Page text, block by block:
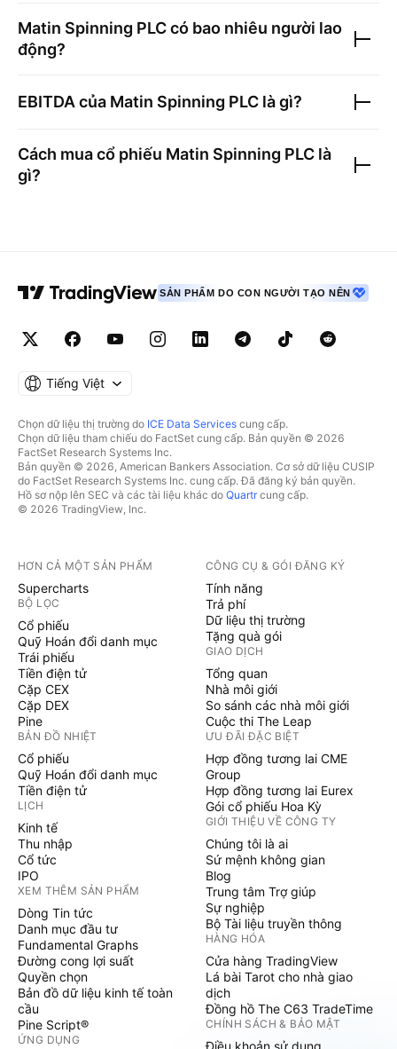
Matin Spinning PLCcó bao nhiêu người lao
động?
EBITDA của Matin Spinning PLC là gì?
Cách mua cổ phiếu Matin Spinning PLC là
gì?
SẢN PHẨM DO CON NGƯỜI TẠO NÊN
Tiếng Việt
Chọn dữ liệu thị trường do ICE Data Services cung cấp.
Chọn dữ liệu tham chiếu do FactSet cung cấp. Bản quyền © 2026
FactSet Research Systems Inc.
Bản quyền © 2026, American Bankers Association. Cơ sở dữ liệu CUSIP
do FactSet Research Systems Inc. cung cấp. Đã đăng ký bản quyền.
Hồ sơ nộp lên SEC và các tài liệu khác do Quartrcung cấp.
© 2026 TradingView, Inc.
HƠN CẢ MỘT SẢN PHẨM
Supercharts
BỘ LỌC
Cổ phiếu
Quỹ Hoán đổi danh mục
Trái phiếu
Tiền điện tử
Cặp CEX
Cặp DEX
Pine
BẢN ĐỒ NHIỆT
Cổ phiếu
Quỹ Hoán đổi danh mục
Tiền điện tử
LỊCH
Kinh tế
Thu nhập
Cổ tức
IPO
XEM THÊM SẢN PHẨM
Dòng Tin tức
Danh mục đầu tư
Fundamental Graphs
Đường cong lợi suất
Quyền chọn
Bản đồ dữ liệu kinh tế toàn
cầu
Pine Script®
ỨNG DỤNG
CÔNG CỤ & GÓI ĐĂNG KÝ
Tính năng
Trả phí
Dữ liệu thị trường
Tặng quà gói
GIAO DỊCH
Tổng quan
Nhà môi giới
So sánh các nhà môi giới
Cuộc thi The Leap
ƯU ĐÃI ĐẶC BIỆT
Hợp đồng tương lai CME
Group
Hợp đồng tương lai Eurex
Gói cổ phiếu Hoa Kỳ
GIỚI THIỆU VỀ CÔNG TY
Chúng tôi là ai
Sứ mệnh không gian
Blog
Trung tâm Trợ giúp
Sự nghiệp
Bộ Tài liệu truyền thông
HÀNG HÓA
Cửa hàng TradingView
Lá bài Tarot cho nhà giao
dịch
Đồng hồ The C63 TradeTime
CHÍNH SÁCH & BẢO MẬT
Điều khoản sử dụng